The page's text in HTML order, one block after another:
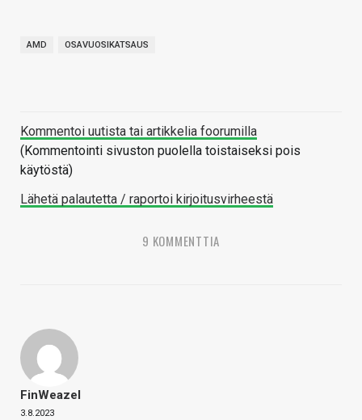
AMD OSAVUOSIKATSAUS
Kommentoi uutista tai artikkelia foorumilla
(Kommentointi sivuston puolella toistaiseksi pois
käytöstä)
Lähetä palautetta / raportoi kirjoitusvirheestä
9 KOMMENTTIA
FinWeazel
3.8.2023